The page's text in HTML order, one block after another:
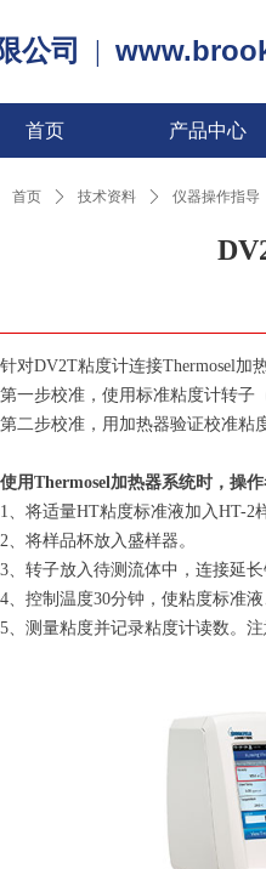
公司 |
首页 产品中心
首页 ꄲ 技术资料 ꄲ 仪器操作指导
针对DV2T粘度计连接Thermosel加
第一步校准，使用标准粘度计转子
第二步校准，用加热器验证校准粘
使用Thermosel加热器系统时，操
1、将适量HT粘度标准液加入HT-2
2、将样品杯放入盛样器。
3、转子放入待测流体中，连接延
4、控制温度30分钟，使粘度标准
5、测量粘度并记录粘度计读数。